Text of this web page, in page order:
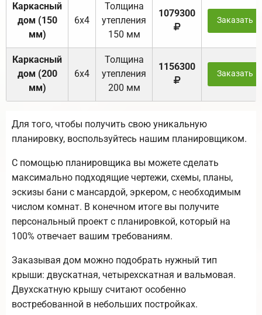
Каркасный
дом (150
мм)
6х4
Толщина
утепления
150 мм
1079300
Заказать
Каркасный
дом (200
мм)
6х4
Толщина
утепления
200 мм
1156300
Заказать
Для того, чтобы получить свою уникальную
планировку, воспользуйтесь нашим планировщиком.
С помощью планировщика вы можете сделать
максимально подходящие чертежи, схемы, планы,
эскизы бани с мансардой, эркером, с необходимым
числом комнат. В конечном итоге вы получите
персональный проект с планировкой, который на
100% отвечает вашим требованиям.
Заказывая дом можно подобрать нужный тип
крыши: двускатная, четырехскатная и вальмовая.
Двухскатную крышу считают особенно
востребованной в небольших постройках.